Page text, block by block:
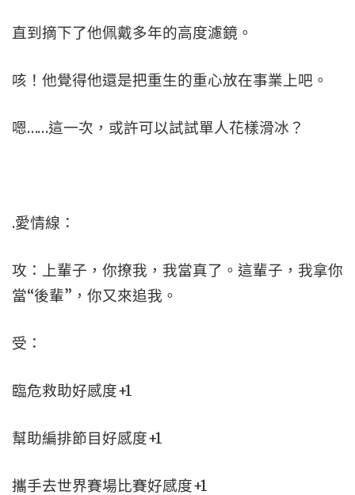
直到摘下了他佩戴多年的高度濾鏡。
咳！他覺得他還是把重生的重心放在事業上吧。
嗯……這一次，或許可以試試單人花樣滑冰？
.愛情線：
攻：上輩子，你撩我，我當真了。這輩子，我拿你
當“後輩”，你又來追我。
受：
臨危救助好感度+1
幫助編排節目好感度+1
攜手去世界賽場比賽好感度+1